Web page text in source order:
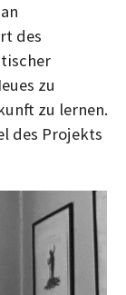
des
zu
zu lernen.
des Projekts